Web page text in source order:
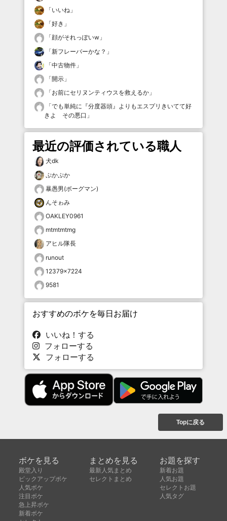
「いいね 」
「好き 」
「顔がそれっぽいw 」
「新フレーバーかな？ 」
「中古物件 」
「開示 」
「お前にセリヌンティウスを救えるか 」
「でも単純に『分度器頭』よりもエスプリきいてて好
きよ その悪口 」
最近の評価されている職人
犬dk
ぷかぷか
暴愚男(ボーグマン)
んそゎみ
OAKLEY0961
mtmtmtmg
アヒル隊長
runout
12379×7224
9581
おすすめのボケを毎日お届け
いいね！する
フォローする
フォローする
Topに戻る
ボケを見る
殿堂入り
ピックアップボケ
人気ボケ
注目ボケ
急上昇ボケ
新着ボケ
まとめを見る
最新人気まとめ
セレクトまとめ
お題を探す
新着お題
人気お題
セレクトお題
人気タグ